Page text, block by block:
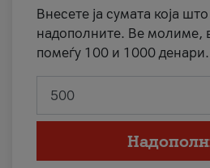
Внесете ја сумата која што
надополните. Ве молиме,
помеѓу 100 и 1000 денари.